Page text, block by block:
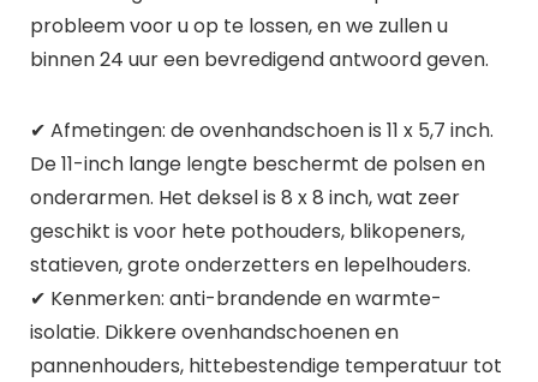
probleem voor u op te lossen, en we zullen u
binnen 24 uur een bevredigend antwoord geven.
✔ Afmetingen: de ovenhandschoen is 11 x 5,7 inch.
De 11-inch lange lengte beschermt de polsen en
onderarmen. Het deksel is 8 x 8 inch, wat zeer
geschikt is voor hete pothouders, blikopeners,
statieven, grote onderzetters en lepelhouders.
✔ Kenmerken: anti-brandende en warmte-
isolatie. Dikkere ovenhandschoenen en
pannenhouders, hittebestendige temperatuur tot